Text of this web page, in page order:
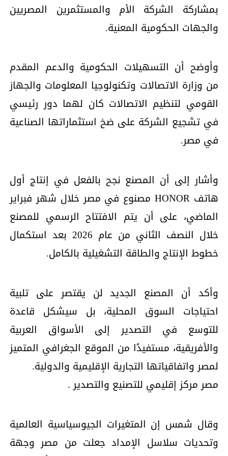
بمشاركة الشركة الأم والمستثمرين المصريين
والجهات الحكومية المعنية.
وأوضح أن التسهيلات الحكومية والدعم المقدم
من وزارة الاتصالات وتكنولوجيا المعلومات والجهاز
القومي لتنظيم الاتصالات كان لهما دور رئيسي
في تشجيع الشركة على ضخ استثماراتها الصناعية
في مصر.
وأشار إلى أن المصنع نجح بالفعل في إنتاج أول
هاتف HONOR مصنوع في مصر خلال شهر فبراير
الماضي، على أن يتم الافتتاح الرسمي للمصنع
خلال النصف الثاني من عام 2026 بعد استكمال
خطوط الإنتاج والطاقة التشغيلية بالكامل.
وأكد أن المصنع الجديد لن يقتصر على تلبية
احتياجات السوق المحلية، بل سيشكل قاعدة
للتوسع في التصدير إلى الأسواق العربية
والأفريقية، مستفيدًا من الموقع الجغرافي المتميز
لمصر واتفاقياتها التجارية الإقليمية والدولية.
مصر مركز إقليمي للتصنيع والتصدير .
وقال شمس إن المتغيرات الجيوسياسية العالمية
وتحديات سلاسل الإمداد جعلت من مصر وجهة